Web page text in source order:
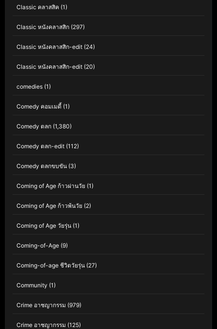
Classic คลาสสิค (1)
Classic หนังคลาสสิก (297)
Classic หนังคลาสสิก-edit (24)
Classic หนังคลาสสิก-edit (20)
comedies (1)
Comedy คอมเมดี้ (1)
Comedy ตลก (1,380)
Comedy ตลก-edit (112)
Comedy ตลกขบขัน (3)
Coming of Age ก้าวผ่านวัย (1)
Coming of Age ก้าวพ้นวัย (2)
Coming of Age วัยรุ่น (1)
Coming-of-Age (9)
Coming-of-age ชีวิตวัยรุ่น (27)
Community (1)
Crime อาชญากรรม (979)
Crime อาชญากรรม (125)